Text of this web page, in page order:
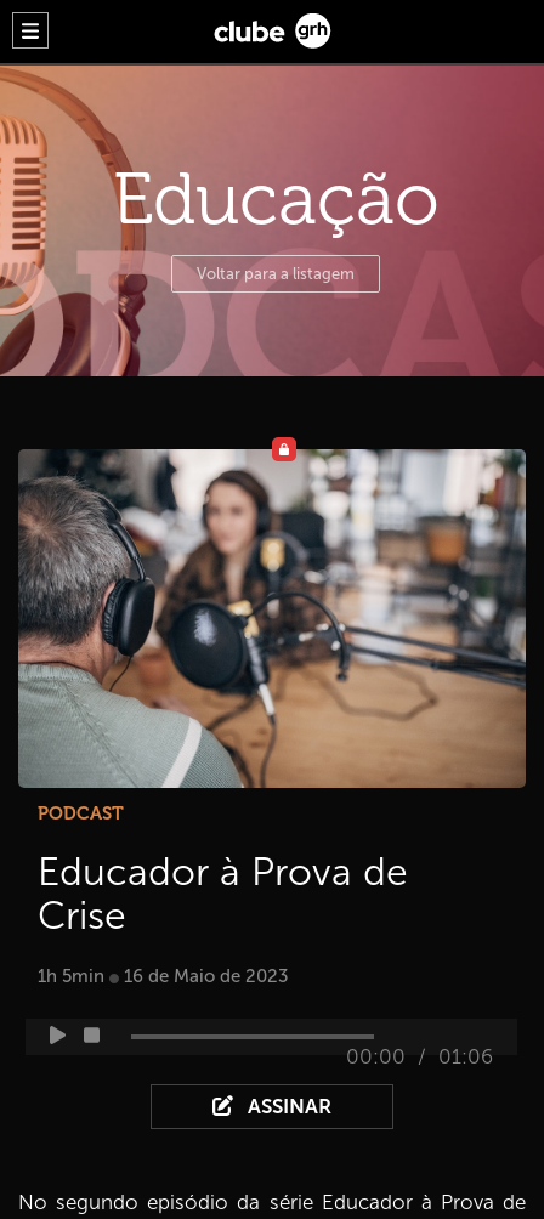
Educação
Voltar para a listagem
PODCAST
Educador à Prova de
Crise
1h 5min 16 de Maio de 2023
00:00 / 01:06
ASSINAR
No segundo episódio da série Educador à Prova de